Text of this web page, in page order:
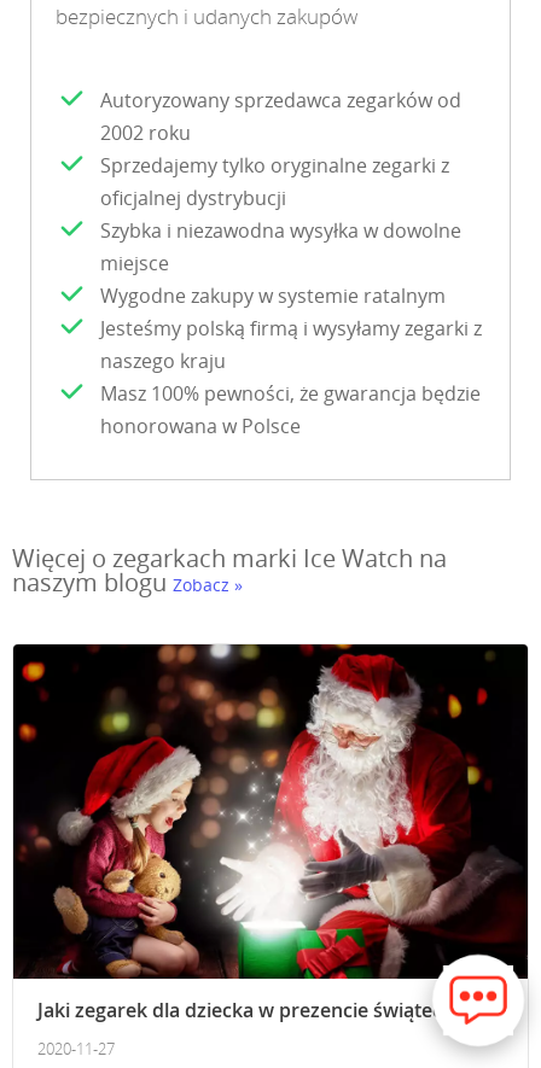
bezpiecznych i udanych zakupów
Autoryzowany sprzedawca zegarków od
2002 roku
Sprzedajemy tylko oryginalne zegarki z
oficjalnej dystrybucji
Szybka i niezawodna wysyłka w dowolne
miejsce
Wygodne zakupy w systemie ratalnym
Jesteśmy polską firmą i wysyłamy zegarki z
naszego kraju
Masz 100% pewności, że gwarancja będzie
honorowana w Polsce
Więcej o zegarkach marki Ice Watch na
naszym blogu Zobacz »
Jaki zegarek dla dziecka w prezencie świątecznym
2020-11-27